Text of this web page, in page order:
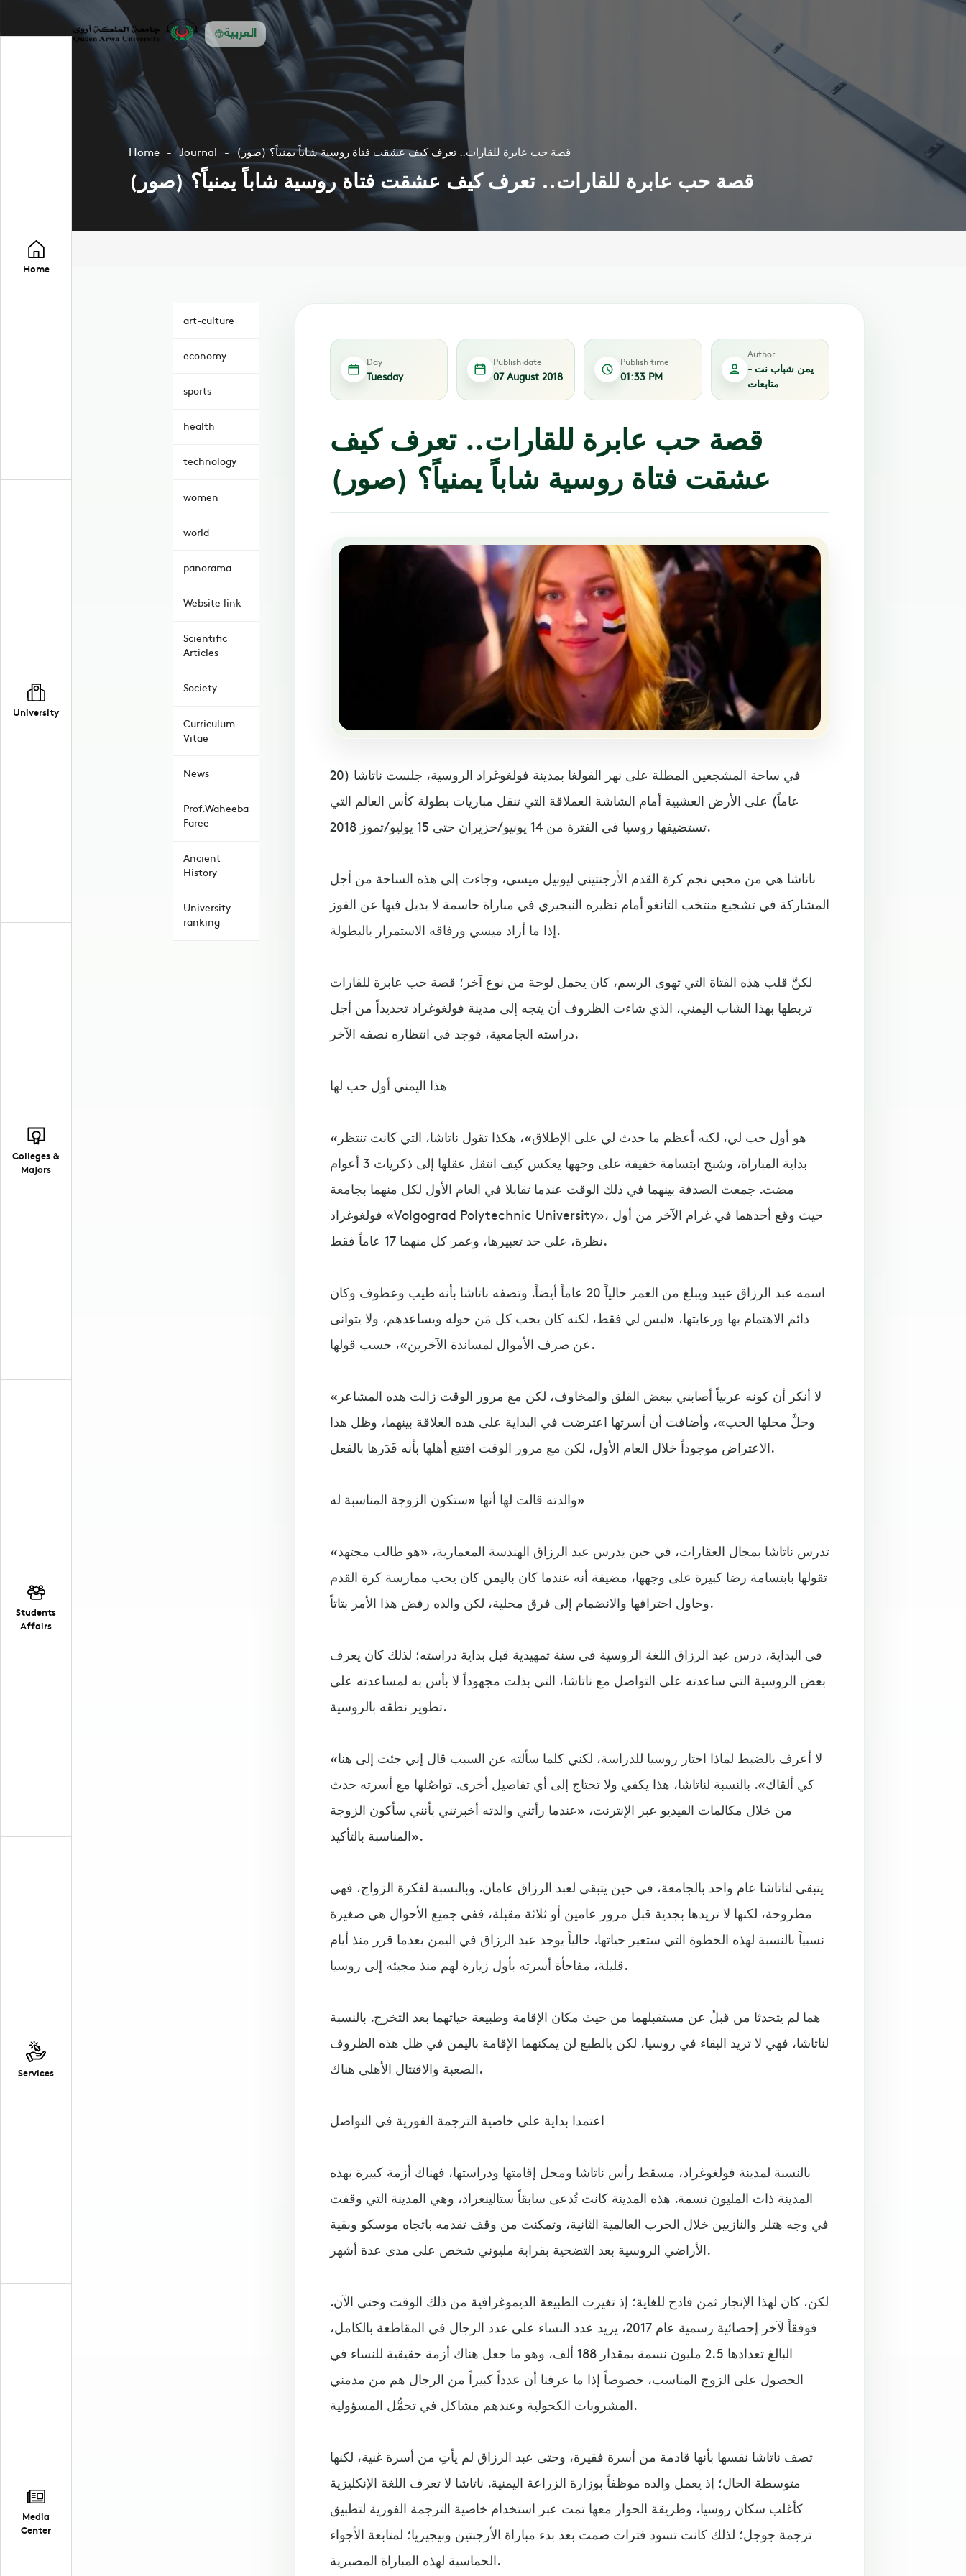
العربية
Home
University
Colleges &
Majors
Students
Affairs
Services
Media
Center
Home Journal قصة حب عابرة للقارات.. تعرف كيف عشقت فتاة روسية شاباً يمنياً؟ (صور)
قصة حب عابرة للقارات.. تعرف كيف عشقت فتاة روسية شاباً يمنياً؟ (صور)
art-culture
economy
sports
health
technology
women
world
panorama
Website link
Scientific
Articles
Society
Curriculum
Vitae
News
Prof.Waheeba
Faree
Ancient
History
University
ranking
Day
Tuesday
Publish date
07 August 2018
Publish time
01:33 PM
Author
يمن شباب نت -
متابعات
قصة حب عابرة للقارات.. تعرف كيف
عشقت فتاة روسية شاباً يمنياً؟ (صور)
في ساحة المشجعين المطلة على نهر الفولغا بمدينة فولغوغراد الروسية، جلست ناتاشا (20
عاماً) على الأرض العشبية أمام الشاشة العملاقة التي تنقل مباريات بطولة كأس العالم التي
تستضيفها روسيا في الفترة من 14 يونيو/حزيران حتى 15 يوليو/تموز 2018.
ناتاشا هي من محبي نجم كرة القدم الأرجنتيني ليونيل ميسي، وجاءت إلى هذه الساحة من أجل
المشاركة في تشجيع منتخب التانغو أمام نظيره النيجيري في مباراة حاسمة لا بديل فيها عن الفوز
إذا ما أراد ميسي ورفاقه الاستمرار بالبطولة.
لكنَّ قلب هذه الفتاة التي تهوى الرسم، كان يحمل لوحة من نوع آخر؛ قصة حب عابرة للقارات
تربطها بهذا الشاب اليمني، الذي شاءت الظروف أن يتجه إلى مدينة فولغوغراد تحديداً من أجل
دراسته الجامعية، فوجد في انتظاره نصفه الآخر.
هذا اليمني أول حب لها
«هو أول حب لي، لكنه أعظم ما حدث لي على الإطلاق»، هكذا تقول ناتاشا، التي كانت تنتظر
بداية المباراة، وشبح ابتسامة خفيفة على وجهها يعكس كيف انتقل عقلها إلى ذكريات 3 أعوام
مضت. جمعت الصدفة بينهما في ذلك الوقت عندما تقابلا في العام الأول لكل منهما بجامعة
فولغوغراد «Volgograd Polytechnic University»، حيث وقع أحدهما في غرام الآخر من أول
نظرة، على حد تعبيرها، وعمر كل منهما 17 عاماً فقط.
اسمه عبد الرزاق عبيد ويبلغ من العمر حالياً 20 عاماً أيضاً. وتصفه ناتاشا بأنه طيب وعطوف وكان
دائم الاهتمام بها ورعايتها، «ليس لي فقط، لكنه كان يحب كل مَن حوله ويساعدهم، ولا يتوانى
عن صرف الأموال لمساندة الآخرين»، حسب قولها.
«لا أنكر أن كونه عربياً أصابني ببعض القلق والمخاوف، لكن مع مرور الوقت زالت هذه المشاعر
وحلَّ محلها الحب»، وأضافت أن أسرتها اعترضت في البداية على هذه العلاقة بينهما، وظل هذا
الاعتراض موجوداً خلال العام الأول، لكن مع مرور الوقت اقتنع أهلها بأنه قَدَرها بالفعل.
والدته قالت لها أنها «ستكون الزوجة المناسبة له»
تدرس ناتاشا بمجال العقارات، في حين يدرس عبد الرزاق الهندسة المعمارية، «هو طالب مجتهد»
تقولها بابتسامة رضا كبيرة على وجهها، مضيفة أنه عندما كان باليمن كان يحب ممارسة كرة القدم
وحاول احترافها والانضمام إلى فرق محلية، لكن والده رفض هذا الأمر بتاتاً.
في البداية، درس عبد الرزاق اللغة الروسية في سنة تمهيدية قبل بداية دراسته؛ لذلك كان يعرف
بعض الروسية التي ساعدته على التواصل مع ناتاشا، التي بذلت مجهوداً لا بأس به لمساعدته على
تطوير نطقه بالروسية.
«لا أعرف بالضبط لماذا اختار روسيا للدراسة، لكني كلما سألته عن السبب قال إني جئت إلى هنا
كي ألقاك». بالنسبة لناتاشا، هذا يكفي ولا تحتاج إلى أي تفاصيل أخرى. تواصُلها مع أسرته حدث
من خلال مكالمات الفيديو عبر الإنترنت، «عندما رأتني والدته أخبرتني بأنني سأكون الزوجة
المناسبة بالتأكيد».
يتبقى لناتاشا عام واحد بالجامعة، في حين يتبقى لعبد الرزاق عامان. وبالنسبة لفكرة الزواج، فهي
مطروحة، لكنها لا تريدها بجدية قبل مرور عامين أو ثلاثة مقبلة، ففي جميع الأحوال هي صغيرة
نسبياً بالنسبة لهذه الخطوة التي ستغير حياتها. حالياً يوجد عبد الرزاق في اليمن بعدما قرر منذ أيام
قليلة، مفاجأة أسرته بأول زيارة لهم منذ مجيئه إلى روسيا.
هما لم يتحدثا من قبلُ عن مستقبلهما من حيث مكان الإقامة وطبيعة حياتهما بعد التخرج. بالنسبة
لناتاشا، فهي لا تريد البقاء في روسيا، لكن بالطبع لن يمكنهما الإقامة باليمن في ظل هذه الظروف
الصعبة والاقتتال الأهلي هناك.
اعتمدا بداية على خاصية الترجمة الفورية في التواصل
بالنسبة لمدينة فولغوغراد، مسقط رأس ناتاشا ومحل إقامتها ودراستها، فهناك أزمة كبيرة بهذه
المدينة ذات المليون نسمة. هذه المدينة كانت تُدعى سابقاً ستالينغراد، وهي المدينة التي وقفت
في وجه هتلر والنازيين خلال الحرب العالمية الثانية، وتمكنت من وقف تقدمه باتجاه موسكو وبقية
الأراضي الروسية بعد التضحية بقرابة مليوني شخص على مدى عدة أشهر.
لكن، كان لهذا الإنجاز ثمن فادح للغاية؛ إذ تغيرت الطبيعة الديموغرافية من ذلك الوقت وحتى الآن.
فوفقاً لآخر إحصائية رسمية عام 2017، يزيد عدد النساء على عدد الرجال في المقاطعة بالكامل،
البالغ تعدادها 2.5 مليون نسمة بمقدار 188 ألف، وهو ما جعل هناك أزمة حقيقية للنساء في
الحصول على الزوج المناسب، خصوصاً إذا ما عرفنا أن عدداً كبيراً من الرجال هم من مدمني
المشروبات الكحولية وعندهم مشاكل في تحمُّل المسؤولية.
تصف ناتاشا نفسها بأنها قادمة من أسرة فقيرة، وحتى عبد الرزاق لم يأتِ من أسرة غنية، لكنها
متوسطة الحال؛ إذ يعمل والده موظفاً بوزارة الزراعة اليمنية. ناتاشا لا تعرف اللغة الإنكليزية
كأغلب سكان روسيا، وطريقة الحوار معها تمت عبر استخدام خاصية الترجمة الفورية لتطبيق
ترجمة جوجل؛ لذلك كانت تسود فترات صمت بعد بدء مباراة الأرجنتين ونيجيريا؛ لمتابعة الأجواء
الحماسية لهذه المباراة المصيرية.